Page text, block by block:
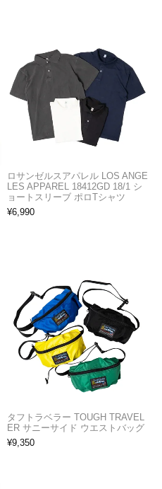
ロサンゼルスアパレル LOS ANGE
LES APPAREL 18412GD 18/1 シ
ョートスリーブ ポロTシャツ
¥6,990
タフトラベラー TOUGH TRAVEL
ER サニーサイド ウエストバッグ
¥9,350